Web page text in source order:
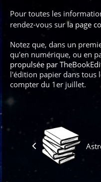
Pour toutes les
rendez-vous surla page
Notez que, dans un
qu'en numérique, ou en
propulsée par
l'édition papier dans tous
compter du 1er juillet.